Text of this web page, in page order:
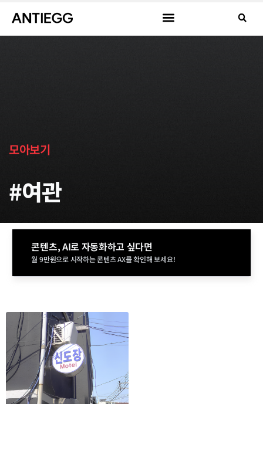
모아보기
#여관
콘텐츠, AI로 자동화하고 싶다면
월 9만원으로 시작하는 콘텐츠 AX를 확인해 보세요!